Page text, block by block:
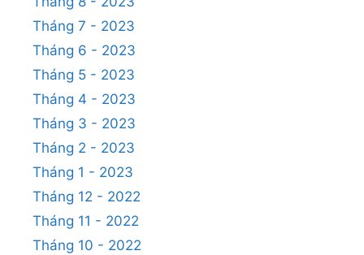
Tháng 7 - 2023
Tháng 6 - 2023
Tháng 5 - 2023
Tháng 4 - 2023
Tháng 3 - 2023
Tháng 2 - 2023
Tháng 1 - 2023
Tháng 12 - 2022
Tháng 11 - 2022
Tháng 10 - 2022